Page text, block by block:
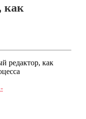
как
редактор, как